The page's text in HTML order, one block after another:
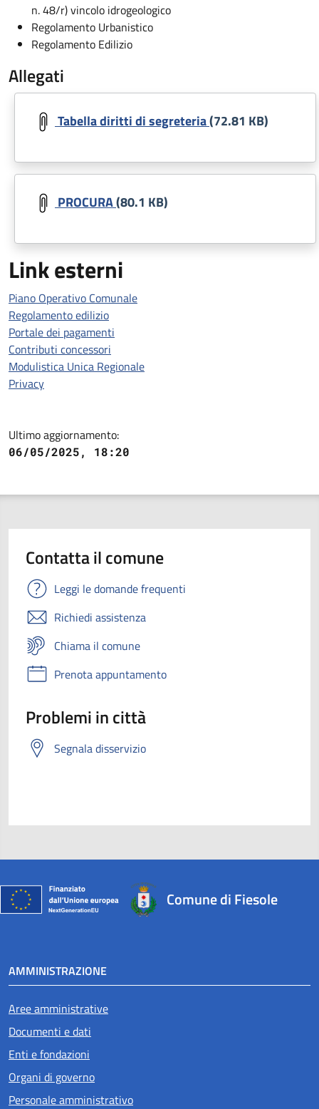
n. 48/r) vincolo idrogeologico
Regolamento Urbanistico
Regolamento Edilizio
Allegati
Document
Tabella diritti di segreteria(72.81 KB)
Document
PROCURA(80.1 KB)
Link esterni
Piano Operativo Comunale
Regolamento edilizio
Portale dei pagamenti
Contributi concessori
Modulistica Unica Regionale
Privacy
Ultimo aggiornamento:
06/05/2025, 18:20
Contatta il comune
Leggi le domande frequenti
Richiedi assistenza
Chiama il comune
Prenota appuntamento
Problemi in città
Segnala disservizio
Comune di Fiesole
AMMINISTRAZIONE
Aree amministrative
Documenti e dati
Enti e fondazioni
Organi di governo
Personale amministrativo